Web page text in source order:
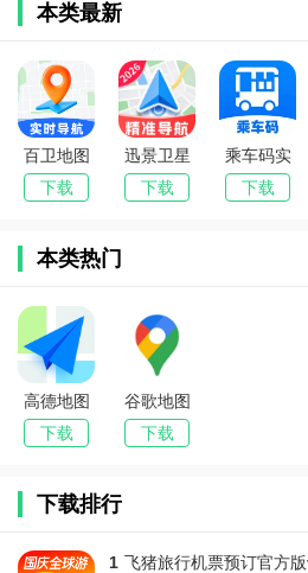
本类最新
百卫地图
导航2026
官方最新
下载
迅景卫星
畅行导航
(卫星导航
下载
乘车码实
时通2026
官方最新
下载
本类热门
高德地图
导航手机
版
下载
谷歌地图
卫星高清
地图免费
下载
下载排行
1 飞猪旅行机票预订官方